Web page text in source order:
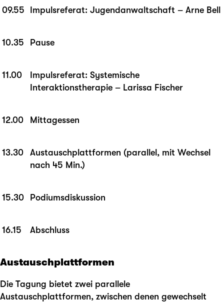
09.55 Impulsreferat: Jugendanwaltschaft – Arne Bell
10.35 Pause
11.00
Impulsreferat: Systemische
Interaktionstherapie – Larissa Fischer
12.00 Mittagessen
13.30
Austauschplattformen (parallel, mit Wechsel
nach 45 Min.)
15.30 Podiumsdiskussion
16.15 Abschluss
Austauschplattformen
Die Tagung bietet zwei parallele
Austauschplattformen, zwischen denen gewechselt